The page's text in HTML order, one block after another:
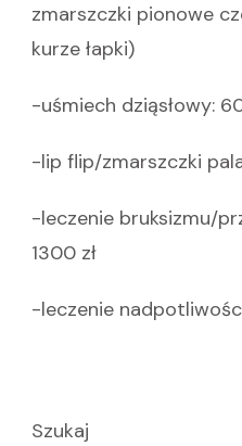
zmarszczki pionowe
kurze łapki)
-uśmiech dziąsłowy:
-lip flip/zmarszczki
-leczenie bruksizmu/
1300 zł
-leczenie
Szukaj